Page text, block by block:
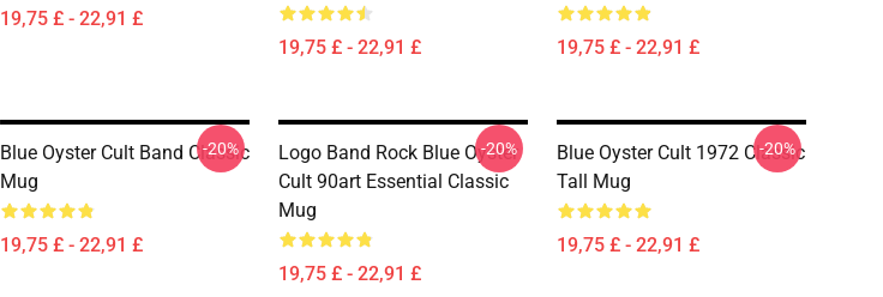
19,75 £ - 22,91 £
19,75 £ - 22,91 £ 19,75 £ - 22,91 £
Blue Oyster Cult Band Classic
Mug
19,75 £ - 22,91 £
-20%
Logo Band Rock Blue Oyster
Cult 90art Essential Classic
Mug
19,75 £ - 22,91 £
-20%
Blue Oyster Cult 1972 Classic
Tall Mug
19,75 £ - 22,91 £
-20%